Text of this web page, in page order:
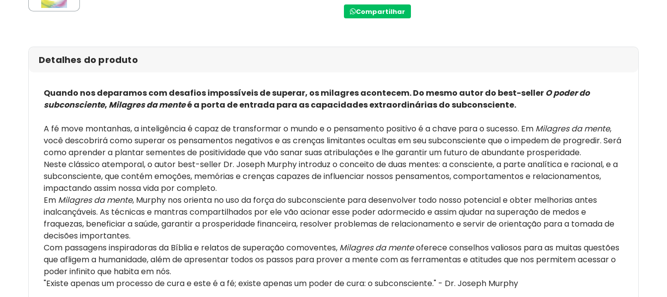
orientação para a tomada de decisões importantes.
Com passagens inspiradoras da Bíblia e relatos de superação comoventes,
cura: o subconsciente." - Dr. Joseph Murphy
Compartilhar
Detalhes do produto
Quando nos deparamos com desafios impossíveis de superar, os milagres acontecem. Do mesmo autor do best-sellerO poder do
subconsciente, Milagres da menteé a porta de entrada para as capacidades extraordinárias do subconsciente.
A fé move montanhas, a inteligência é capaz de transformar o mundo e o pensamento positivo é a chave para o sucesso. Em Milagres da mente,
você descobrirá como superar os pensamentos negativos e as crenças limitantes ocultas em seu subconsciente que o impedem de progredir. Será
como aprender a plantar sementes de positividade que vão sanar suas atribulações e lhe garantir um futuro de abundante prosperidade.
Neste clássico atemporal, o autor best-seller Dr. Joseph Murphy introduz o conceito de duas mentes: a consciente, a parte analítica e racional, e a
subconsciente, que contém emoções, memórias e crenças capazes de influenciar nossos pensamentos, comportamentos e relacionamentos,
impactando assim nossa vida por completo.
Em Milagres da mente, Murphy nos orienta no uso da força do subconsciente para desenvolver todo nosso potencial e obter melhorias antes
inalcançáveis. As técnicas e mantras compartilhados por ele vão acionar esse poder adormecido e assim ajudar na superação de medos e
fraquezas, beneficiar a saúde, garantir a prosperidade financeira, resolver problemas de relacionamento e servir de orientação para a tomada de
decisões importantes.
Com passagens inspiradoras da Bíblia e relatos de superação comoventes, Milagres da menteoferece conselhos valiosos para as muitas questões
que afligem a humanidade, além de apresentar todos os passos para prover a mente com as ferramentas e atitudes que nos permitem acessar o
poder infinito que habita em nós.
"Existe apenas um processo de cura e este é a fé; existe apenas um poder de cura: o subconsciente." - Dr. Joseph Murphy